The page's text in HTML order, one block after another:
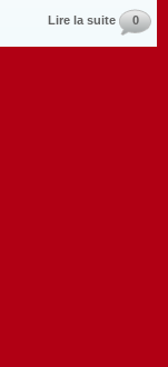
Lire la suite 0